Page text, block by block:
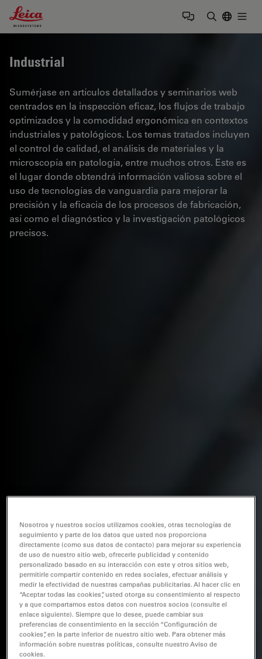
Leica Microsystems Logo
Industrial
Sumérjase en artículos detallados y seminarios web
centrados en la inspección eficaz, los flujos de trabajo
optimizados y la comodidad ergonómica en contextos
industriales y patológicos. Los temas tratados incluyen
el control de calidad, el análisis de materiales y la
microscopía en patología, entre muchos otros. Este es
el lugar donde obtendrá información valiosa sobre el
uso de tecnologías de vanguardia para mejorar la
precisión y la eficacia de los procesos de fabricación,
así como el diagnóstico y la investigación patológicos
precisos.
Nosotros y nuestros socios utilizamos cookies, otras tecnologías de
seguimiento y parte de los datos que usted nos proporciona
directamente (como sus datos de contacto) para mejorar su experiencia
de uso de nuestro sitio web, ofrecerle publicidad y contenido
personalizado basado en su interacción con este y otros sitios web,
permitirle compartir contenido en redes sociales, efectuar análisis y
medir la efectividad de nuestras campañas publicitarias. Al hacer clic en
“Aceptar todas las cookies”, usted otorga su consentimiento al respecto
y a que compartamos estos datos con nuestros socios (consulte el
enlace siguiente). Siempre que lo desee, puede cambiar sus
preferencias de consentimiento en la sección “Configuración de
cookies”, en la parte inferior de nuestro sitio web. Para obtener más
información sobre nuestras políticas, consulte nuestro Aviso de
cookies.